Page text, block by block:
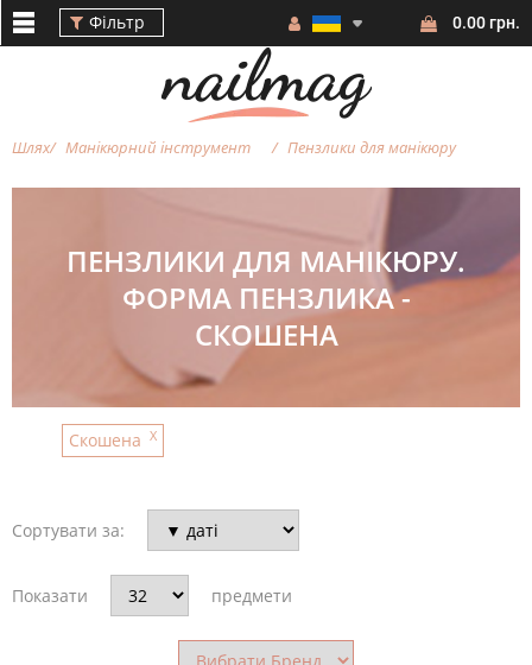
Фільтр 0.00 грн.
Шлях Манікюрний інструмент Пензлики для манікюру
ПРИЗНАЧЕННЯ
ПЕНЗЛІВ
ФОРМА
МАТЕРІАЛ
ПЕНЗЛІВ
ПЕНЗЛИКИ ДЛЯ МАНІКЮРУ.
ФОРМА ПЕНЗЛИКА -
СКОШЕНА
Скошена X
Сортувати за:
Показати предмети